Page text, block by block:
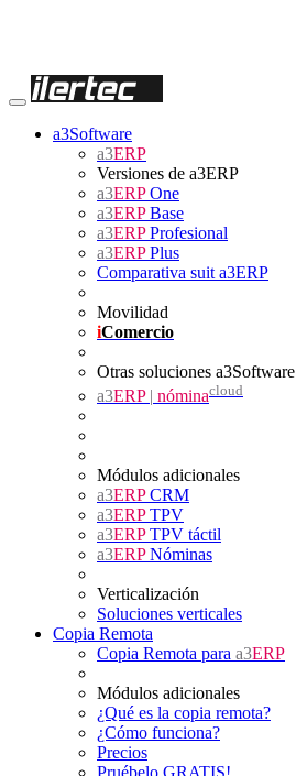
a3Software
a3ERP
Versiones de a3ERP
a3ERPOne
a3ERPBase
a3ERPProfesional
a3ERPPlus
Comparativa suit a3ERP
Movilidad
iComercio
Otras soluciones a3Software
a3ERP | nóminacloud
Módulos adicionales
a3ERPCRM
a3ERPTPV
a3ERPTPV táctil
a3ERPNóminas
Verticalización
Soluciones verticales
Copia Remota
Copia Remota para a3ERP
Módulos adicionales
¿Qué es la copia remota?
¿Cómo funciona?
Precios